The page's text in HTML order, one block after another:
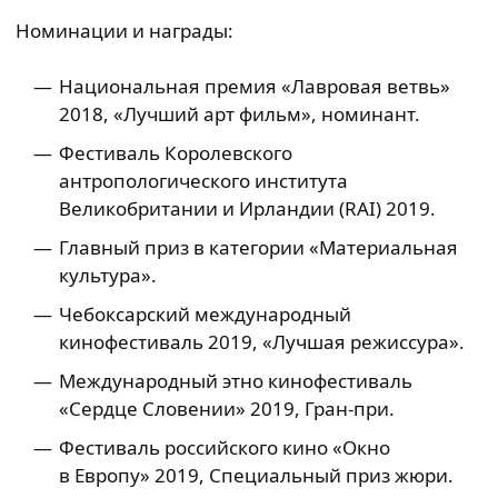
Номинации и награды:
Национальная премия «Лавровая ветвь»
2018, «Лучший арт фильм», номинант.
Фестиваль Королевского
антропологического института
Великобритании и Ирландии (RAI) 2019.
Главный приз в категории «Материальная
культура».
Чебоксарский международный
кинофестиваль 2019, «Лучшая режиссура».
Международный этно кинофестиваль
«Сердце Словении» 2019, Гран-при.
Фестиваль российского кино «Окно
в Европу» 2019, Специальный приз жюри.